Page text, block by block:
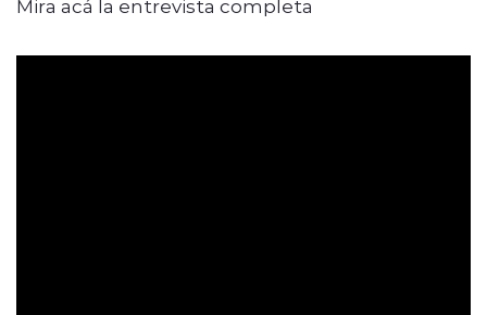
Mira acá la entrevista completa